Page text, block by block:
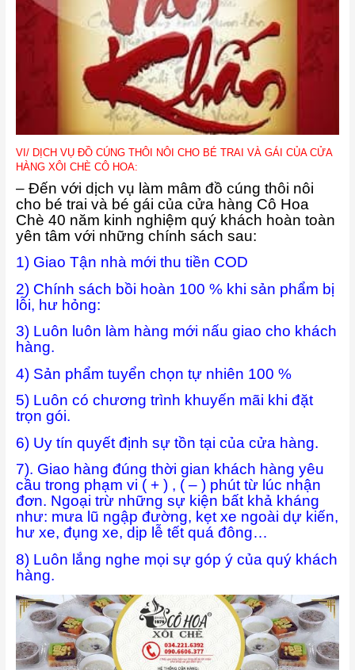
VI/ DỊCH VỤ ĐỒ CÚNG THÔI NÔI CHO BÉ TRAI VÀ GÁI CỦA CỬA
HÀNG XÔI CHÈ CÔ HOA:
– Đến với dịch vụ làm mâm đồ cúng thôi nôi
cho bé trai và bé gái của cửa hàng Cô Hoa
Chè 40 năm kinh nghiệm quý khách hoàn toàn
yên tâm với những chính sách sau:
1) Giao Tận nhà mới thu tiền COD
2) Chính sách bồi hoàn 100 % khi sản phẩm bị
lỗi, hư hỏng:
3) Luôn luôn làm hàng mới nấu giao cho khách
hàng.
4) Sản phẩm tuyển chọn tự nhiên 100 %
5) Luôn có chương trình khuyến mãi khi đặt
trọn gói.
6) Uy tín quyết định sự tồn tại của cửa hàng.
7). Giao hàng đúng thời gian khách hàng yêu
cầu trong phạm vi ( + ) , ( – ) phút từ lúc nhận
đơn. Ngoại trừ những sự kiện bất khả kháng
như: mưa lũ ngập đường, kẹt xe ngoài dự kiến,
hư xe, đụng xe, dịp lễ tết quá đông…
8) Luôn lắng nghe mọi sự góp ý của quý khách
hàng.